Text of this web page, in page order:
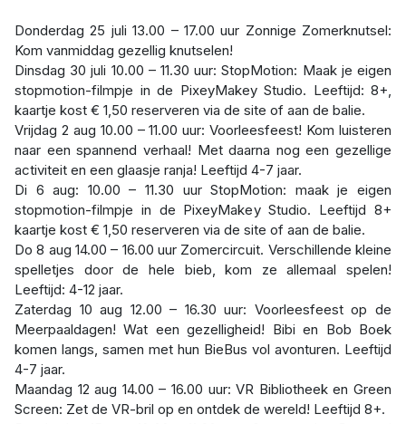
Donderdag 25 juli 13.00 – 17.00 uur Zonnige Zomerknutsel:
Kom vanmiddag gezellig knutselen!
Dinsdag 30 juli 10.00 – 11.30 uur: StopMotion: Maak je eigen
stopmotion-filmpje in de PixeyMakey Studio. Leeftijd: 8+,
kaartje kost € 1,50 reserveren via de site of aan de balie.
Vrijdag 2 aug 10.00 – 11.00 uur: Voorleesfeest! Kom luisteren
naar een spannend verhaal! Met daarna nog een gezellige
activiteit en een glaasje ranja! Leeftijd 4-7 jaar.
Di 6 aug: 10.00 – 11.30 uur StopMotion: maak je eigen
stopmotion-filmpje in de PixeyMakey Studio. Leeftijd 8+
kaartje kost € 1,50 reserveren via de site of aan de balie.
Do 8 aug 14.00 – 16.00 uur Zomercircuit. Verschillende kleine
spelletjes door de hele bieb, kom ze allemaal spelen!
Leeftijd: 4-12 jaar.
Zaterdag 10 aug 12.00 – 16.30 uur: Voorleesfeest op de
Meerpaaldagen! Wat een gezelligheid! Bibi en Bob Boek
komen langs, samen met hun BieBus vol avonturen. Leeftijd
4-7 jaar.
Maandag 12 aug 14.00 – 16.00 uur: VR Bibliotheek en Green
Screen: Zet de VR-bril op en ontdek de wereld! Leeftijd 8+.